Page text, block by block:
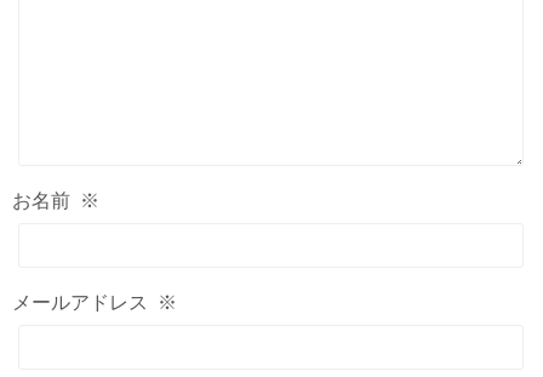
お名前 ※
メールアドレス ※